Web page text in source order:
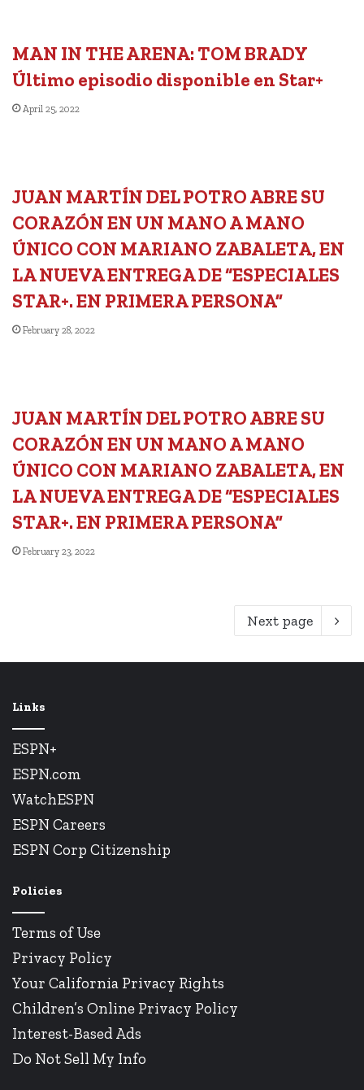
MAN IN THE ARENA: TOM BRADY
Último episodio disponible en Star+
April 25, 2022
JUAN MARTÍN DEL POTRO ABRE SU
CORAZÓN EN UN MANO A MANO
ÚNICO CON MARIANO ZABALETA, EN
LA NUEVA ENTREGA DE “ESPECIALES
STAR+. EN PRIMERA PERSONA”
February 28, 2022
JUAN MARTÍN DEL POTRO ABRE SU
CORAZÓN EN UN MANO A MANO
ÚNICO CON MARIANO ZABALETA, EN
LA NUEVA ENTREGA DE “ESPECIALES
STAR+. EN PRIMERA PERSONA”
February 23, 2022
Next page
Links
ESPN+
ESPN.com
WatchESPN
ESPN Careers
ESPN Corp Citizenship
Policies
Terms of Use
Privacy Policy
Your California Privacy Rights
Children’s Online Privacy Policy
Interest-Based Ads
Do Not Sell My Info